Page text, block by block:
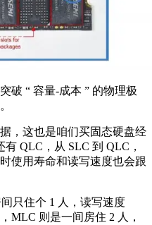
破 “ 容量-成本 ” 的物理极
，这也是咱们买固态硬盘经
QLC，从 SLC 到 QLC，
使用寿命和读写速度也会跟
只住个 1 人，读写速度
MLC 则是一间房住 2 人，